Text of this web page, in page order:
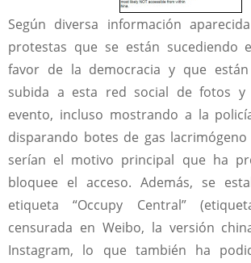
Según diversa información
protestas que se están sucediendo
favor de la democracia y que
subida a esta red social de fotos y
evento, incluso mostrando a la
disparando botes de gas
serían el motivo principal que ha
bloquee el acceso. Además, se
etiqueta “Occupy Central”
censurada en Weibo, la versión
Instagram, lo que también ha